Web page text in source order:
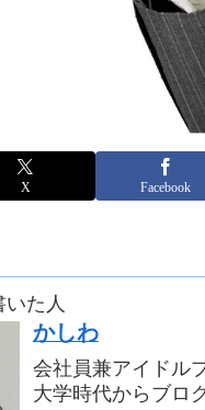
X Facebook
いた人
かしわ
会社員兼アイドル
大学時代からブロ